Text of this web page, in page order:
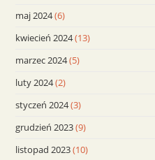
maj 2024(6)
kwiecień 2024(13)
marzec 2024(5)
luty 2024(2)
styczeń 2024(3)
grudzień 2023(9)
listopad 2023(10)